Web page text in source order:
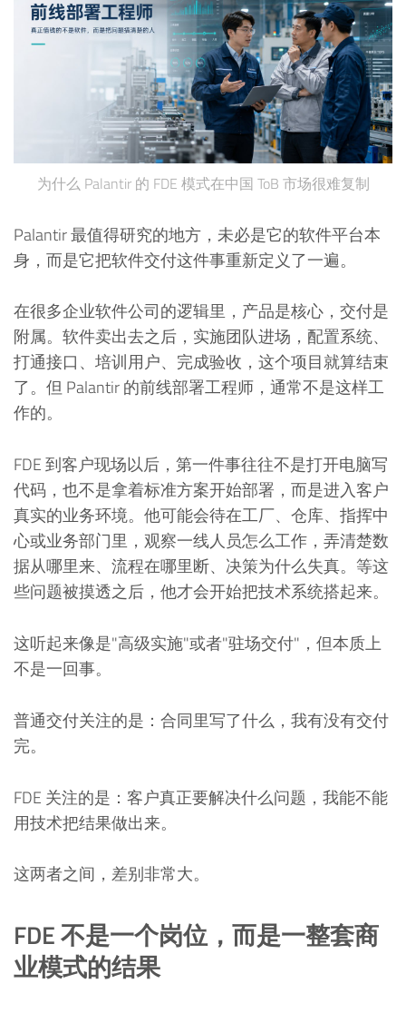
为什么 Palantir 的 FDE 模式在中国 ToB 市场很难复制
Palantir 最值得研究的地方，未必是它的软件平台本
身，而是它把软件交付这件事重新定义了一遍。
在很多企业软件公司的逻辑里，产品是核心，交付是
附属。软件卖出去之后，实施团队进场，配置系统、
打通接口、培训用户、完成验收，这个项目就算结束
了。但 Palantir 的前线部署工程师，通常不是这样工
作的。
FDE 到客户现场以后，第一件事往往不是打开电脑写
代码，也不是拿着标准方案开始部署，而是进入客户
真实的业务环境。他可能会待在工厂、仓库、指挥中
心或业务部门里，观察一线人员怎么工作，弄清楚数
据从哪里来、流程在哪里断、决策为什么失真。等这
些问题被摸透之后，他才会开始把技术系统搭起来。
这听起来像是"高级实施"或者"驻场交付"，但本质上
不是一回事。
普通交付关注的是：合同里写了什么，我有没有交付
完。
FDE 关注的是：客户真正要解决什么问题，我能不能
用技术把结果做出来。
这两者之间，差别非常大。
FDE 不是一个岗位，而是一整套商
业模式的结果